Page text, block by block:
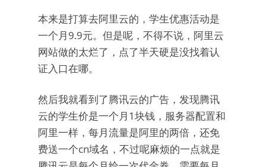
本来是打算去阿里云的，学生优惠活动是
一个月9.9元。但是呢，不得不说，阿里云
网站做的太烂了，点了半天硬是没找着认
证入口在哪。
然后我就看到了腾讯云的广告，发现腾讯
云的学生价是一个月1块钱，服务器配置和
阿里一样，每月流量是阿里的两倍，还免
费送一个cn域名，不过呢麻烦的一点就是